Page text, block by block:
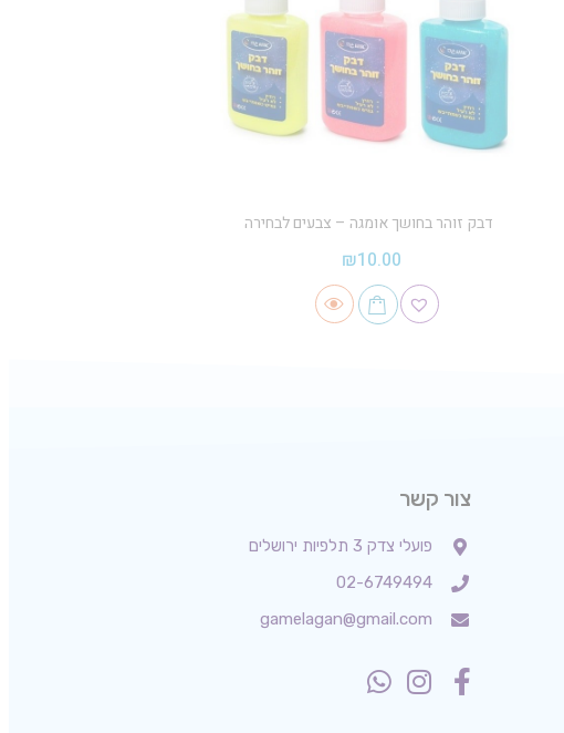
דבק זוהר בחושך אומגה – צבעים לבחירה
₪10.00
צור קשר
פועלי צדק 3 תלפיות ירושלים
02-6749494
gamelagan@gmail.com